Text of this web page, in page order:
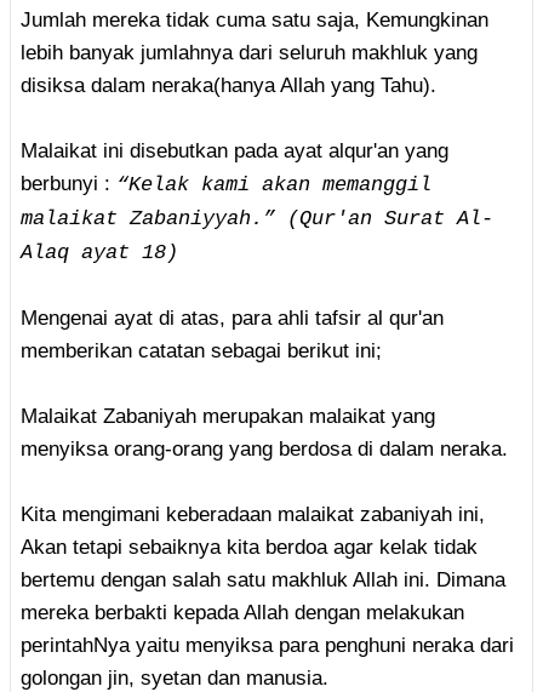
Jumlah mereka tidak cuma satu saja, Kemungkinan
lebih banyak jumlahnya dari seluruh makhluk yang
disiksa dalam neraka(hanya Allah yang Tahu).
Malaikat ini disebutkan pada ayat alqur'an yang
berbunyi : “Kelak kami akan memanggil
malaikat Zabaniyyah.” (Qur'an Surat Al-
Alaq ayat 18)
Mengenai ayat di atas, para ahli tafsir al qur'an
memberikan catatan sebagai berikut ini;
Malaikat Zabaniyah merupakan malaikat yang
menyiksa orang-orang yang berdosa di dalam neraka.
Kita mengimani keberadaan malaikat zabaniyah ini,
Akan tetapi sebaiknya kita berdoa agar kelak tidak
bertemu dengan salah satu makhluk Allah ini. Dimana
mereka berbakti kepada Allah dengan melakukan
perintahNya yaitu menyiksa para penghuni neraka dari
golongan jin, syetan dan manusia.